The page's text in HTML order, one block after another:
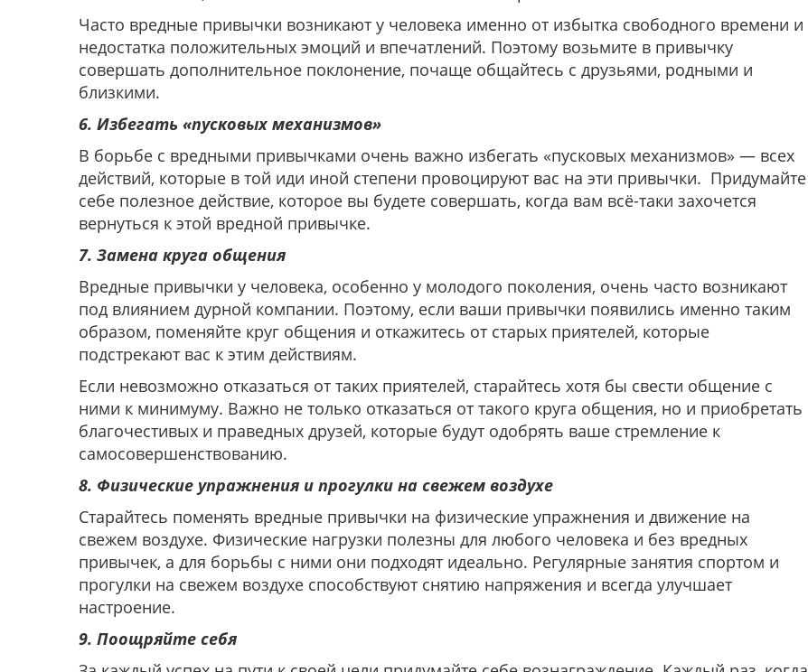
Часто вредные привычки возникают у человека именно от избытка свободного времени и
недостатка положительных эмоций и впечатлений. Поэтому возьмите в привычку
совершать дополнительное поклонение, почаще общайтесь с друзьями, родными и
близкими.
6. Избегать «пусковых механизмов»
В борьбе с вредными привычками очень важно избегать «пусковых механизмов» — всех
действий, которые в той иди иной степени провоцируют вас на эти привычки. Придумайте
себе полезное действие, которое вы будете совершать, когда вам всё-таки захочется
вернуться к этой вредной привычке.
7. Замена круга общения
Вредные привычки у человека, особенно у молодого поколения, очень часто возникают
под влиянием дурной компании. Поэтому, если ваши привычки появились именно таким
образом, поменяйте круг общения и откажитесь от старых приятелей, которые
подстрекают вас к этим действиям.
Если невозможно отказаться от таких приятелей, старайтесь хотя бы свести общение с
ними к минимуму. Важно не только отказаться от такого круга общения, но и приобретать
благочестивых и праведных друзей, которые будут одобрять ваше стремление к
самосовершенствованию.
8. Физические упражнения и прогулки на свежем воздухе
Старайтесь поменять вредные привычки на физические упражнения и движение на
свежем воздухе. Физические нагрузки полезны для любого человека и без вредных
привычек, а для борьбы с ними они подходят идеально. Регулярные занятия спортом и
прогулки на свежем воздухе способствуют снятию напряжения и всегда улучшает
настроение.
9. Поощряйте себя